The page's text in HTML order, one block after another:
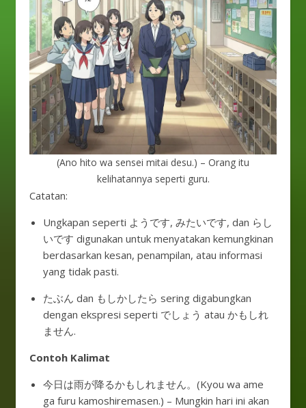
(Ano hito wa sensei mitai desu.) – Orang itu
kelihatannya seperti guru.
Catatan:
Ungkapan seperti ようです, みたいです, dan らし
いです digunakan untuk menyatakan kemungkinan
berdasarkan kesan, penampilan, atau informasi
yang tidak pasti.
たぶん dan もしかしたら sering digabungkan
dengan ekspresi seperti でしょう atau かもしれ
ません.
Contoh Kalimat
今日は雨が降るかもしれません。(Kyou wa ame
ga furu kamoshiremasen.) – Mungkin hari ini akan